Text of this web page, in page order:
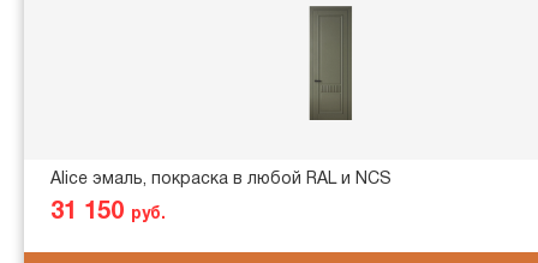
Alice эмаль, покраска в любой RAL и NCS
31 150 руб.